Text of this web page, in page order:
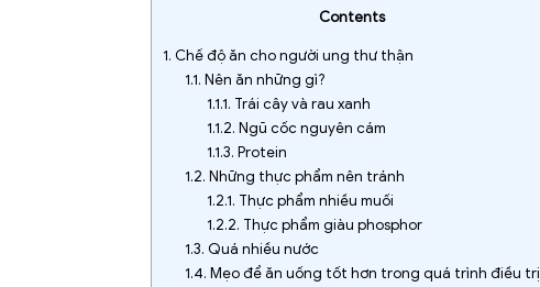
Contents
1. Chế độ ăn cho người ung thư thận
1.1. Nên ăn những gì?
1.1.1. Trái cây và rau xanh
1.1.2. Ngũ cốc nguyên cám
1.1.3. Protein
1.2. Những thực phẩm nên tránh
1.2.1. Thực phẩm nhiều muối
1.2.2. Thực phẩm giàu phosphor
1.3. Quá nhiều nước
1.4. Mẹo để ăn uống tốt hơn trong quá trình điều trị